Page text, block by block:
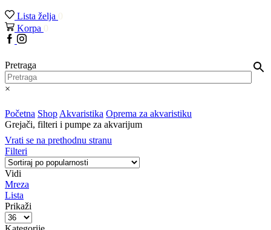
Lista želja 0
Korpa 0
Facebook
Instagram
Pretraga
×
Početna Shop Akvaristika Oprema za akvaristiku
Grejači, filteri i pumpe za akvarijum
Vrati se na prethodnu stranu
Filteri
Vidi
Mreza
Lista
Prikaži
Proizvodi
po